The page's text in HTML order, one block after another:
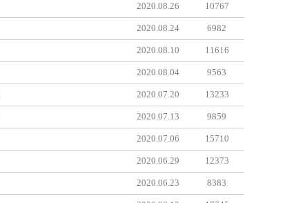
2020.08.26 10767
2020.08.24 6982
2020.08.10 11616
2020.08.04 9563
2020.07.20 13233
2020.07.13 9859
2020.07.06 15710
2020.06.29 12373
2020.06.23 8383